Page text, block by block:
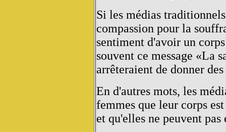
Si les médias
compassion pour la
sentiment d'avoir un
souvent ce message «La
arrêteraient de donner
En d'autres mots, les
femmes que leur corps
et qu'elles ne peuvent pas